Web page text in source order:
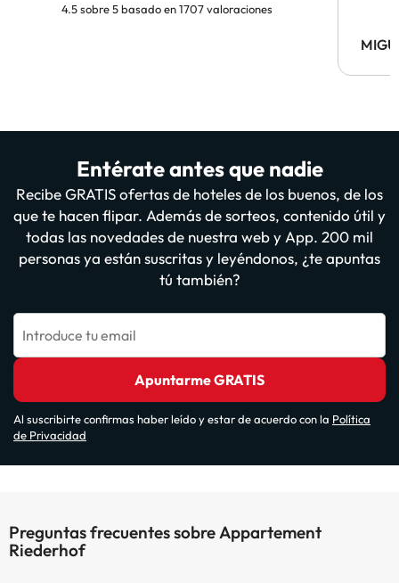
4.5 sobre 5 basado en 1707 valoraciones
Entérate antes que nadie
Recibe GRATIS ofertas de hoteles de los buenos, de los
que te hacen flipar. Además de sorteos, contenido útil y
todas las novedades de nuestra web y App. 200 mil
personas ya están suscritas y leyéndonos, ¿te apuntas
tú también?
Introduce tu email
Apuntarme GRATIS
Al suscribirte confirmas haber leído y estar de acuerdo con la Política
de Privacidad
Preguntas frecuentes sobre Appartement
Riederhof